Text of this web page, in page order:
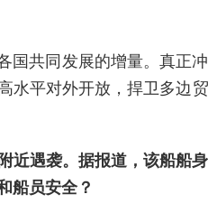
共同发展的增量。真正
水平对外开放，捍卫多边
遇袭。据报道，该船船
船员安全？